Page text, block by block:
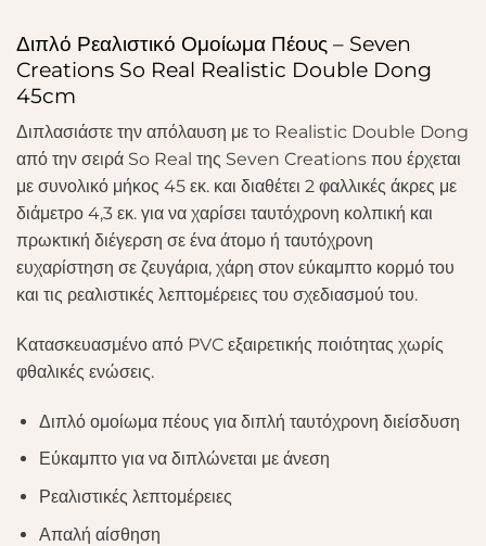
Διπλό Ρεαλιστικό Ομοίωμα Πέους – Seven
Creations So Real Realistic Double Dong
45cm
Διπλασιάστε την απόλαυση με τo Realistic Double Dong
από την σειρά So Real της Seven Creations που έρχεται
με συνολικό μήκος 45 εκ. και διαθέτει 2 φαλλικές άκρες με
διάμετρο 4,3 εκ. για να χαρίσει ταυτόχρονη κολπική και
πρωκτική διέγερση σε ένα άτομο ή ταυτόχρονη
ευχαρίστηση σε ζευγάρια, χάρη στον εύκαμπτο κορμό του
και τις ρεαλιστικές λεπτομέρειες του σχεδιασμού του.
Κατασκευασμένο από PVC εξαιρετικής ποιότητας χωρίς
φθαλικές ενώσεις.
Διπλό ομοίωμα πέους για διπλή ταυτόχρονη διείσδυση
Εύκαμπτο για να διπλώνεται με άνεση
Ρεαλιστικές λεπτομέρειες
Απαλή αίσθηση